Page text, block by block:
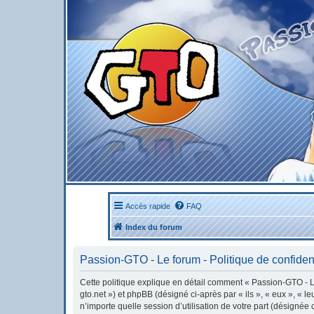
Accès rapide FAQ
Index du forum
Passion-GTO - Le forum - Politique de
Cette politique explique en détail comment « Passion-GTO -
gto.net ») et phpBB (désigné ci-après par « ils », « eux », «
n’importe quelle session d’utilisation de votre part